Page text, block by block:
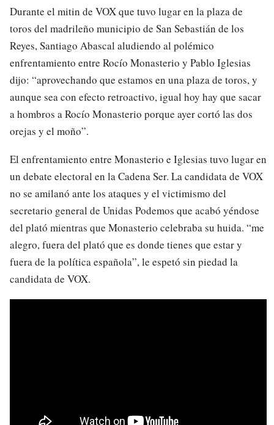
Durante el mitin de VOX que tuvo lugar en la plaza de
toros del madrileño municipio de San Sebastián de los
Reyes, Santiago Abascal aludiendo al polémico
enfrentamiento entre Rocío Monasterio y Pablo Iglesias
dijo: “aprovechando que estamos en una plaza de toros, y
aunque sea con efecto retroactivo, igual hoy hay que sacar
a hombros a Rocío Monasterio porque ayer cortó las dos
orejas y el moño”.
El enfrentamiento entre Monasterio e Iglesias tuvo lugar en
un debate electoral en la Cadena Ser. La candidata de VOX
no se amilanó ante los ataques y el victimismo del
secretario general de Unidas Podemos que acabó yéndose
del plató mientras que Monasterio celebraba su huida. “me
alegro, fuera del plató que es donde tienes que estar y
fuera de la política española”, le espetó sin piedad la
candidata de VOX.